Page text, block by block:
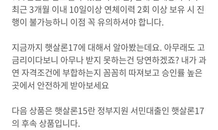
최근 3개월 이내 10일이상 연체이력 2회 이상 보유 시 진
행이 불가능하니 이점 꼭 유의하셔야 합니다.
지금까지 햇살론17에 대해서 알아봤는데요. 아무래도 고
금리이다보니 아무나 받지 못하는건 당연하겠죠? 내가 과
연 자격조건에 부합하는지 꼼꼼히 따져보고 승인률 높은
곳에서 안전하게 받아보세요
다음 상품은 햇살론15란 정부지원 서민대출인 햇살론17
의 후속 상품입니다.